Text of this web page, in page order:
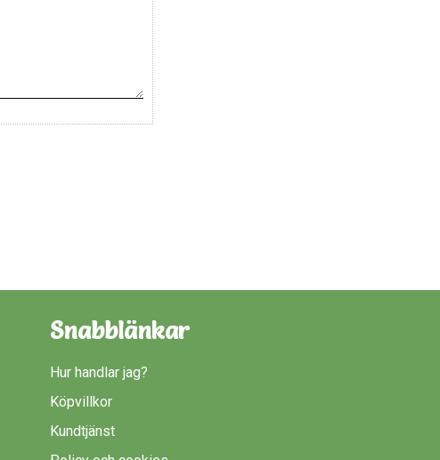
Snabblänkar
Hur handlar jag?
Köpvillkor
Kundtjänst